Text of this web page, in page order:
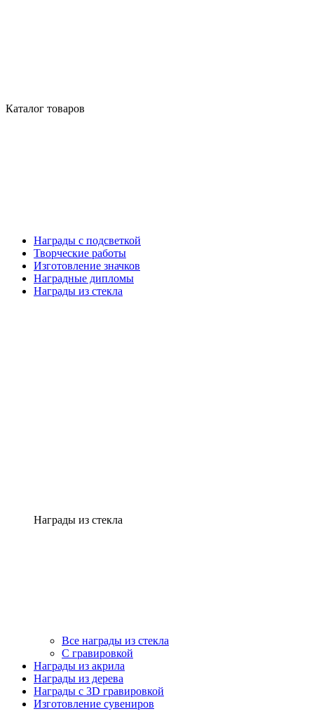
Каталог товаров
Награды с подсветкой
Творческие работы
Изготовление значков
Наградные дипломы
Награды из стекла
Награды из стекла
Все награды из стекла
С гравировкой
Награды из акрила
Награды из дерева
Награды с 3D гравировкой
Изготовление сувениров